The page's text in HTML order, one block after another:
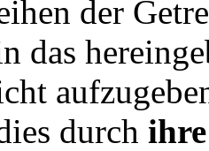
der
das
durch